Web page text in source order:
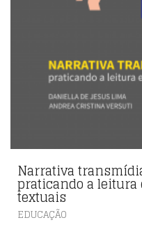
Narrativa
praticando a leitura
textuais
EDUCAÇÃO